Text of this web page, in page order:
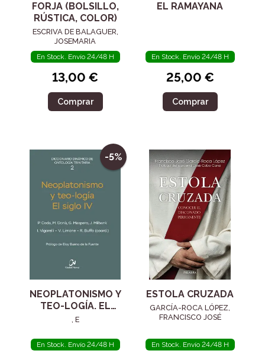
FORJA (BOLSILLO,
RÚSTICA, COLOR)
ESCRIVA DE BALAGUER,
JOSEMARIA
En Stock. Envío 24/48 H
13,00 €
Comprar
EL RAMAYANA
En Stock. Envío 24/48 H
25,00 €
Comprar
-5%
NEOPLATONISMO Y
TEO-LOGÍA. EL
SIGLO IV
, E
En Stock. Envío 24/48 H
ESTOLA CRUZADA
GARCÍA-ROCA LÓPEZ,
FRANCISCO JOSÉ
En Stock. Envío 24/48 H